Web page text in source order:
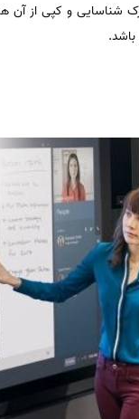
شناسایی و کپی از